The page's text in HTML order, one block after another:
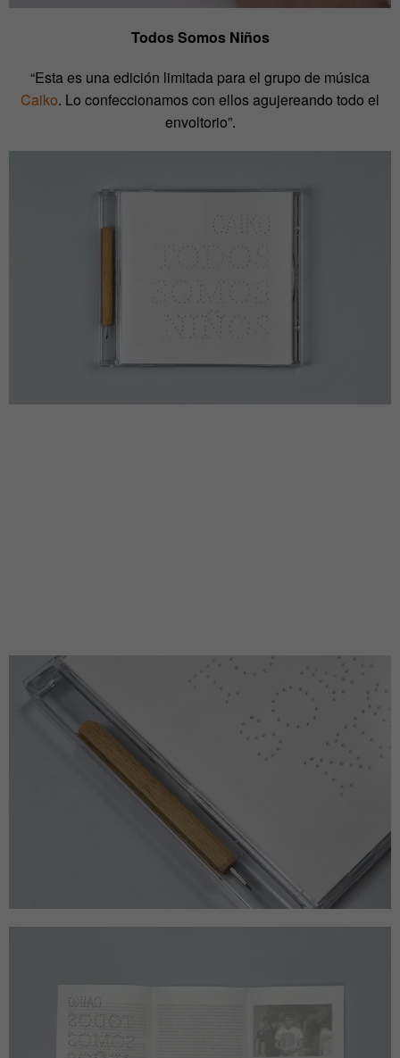
Todos Somos Niños
“Esta es una edición limitada para el grupo de música
Caiko. Lo confeccionamos con ellos agujereando todo el
envoltorio”.